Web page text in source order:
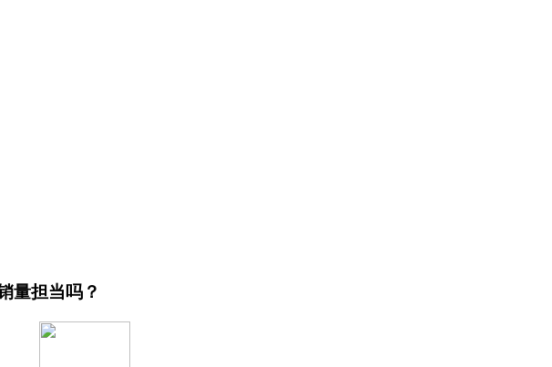
量担当吗？